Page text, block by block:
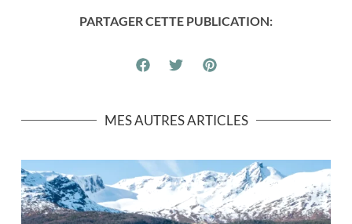
PARTAGER CETTE PUBLICATION:
MES AUTRES ARTICLES